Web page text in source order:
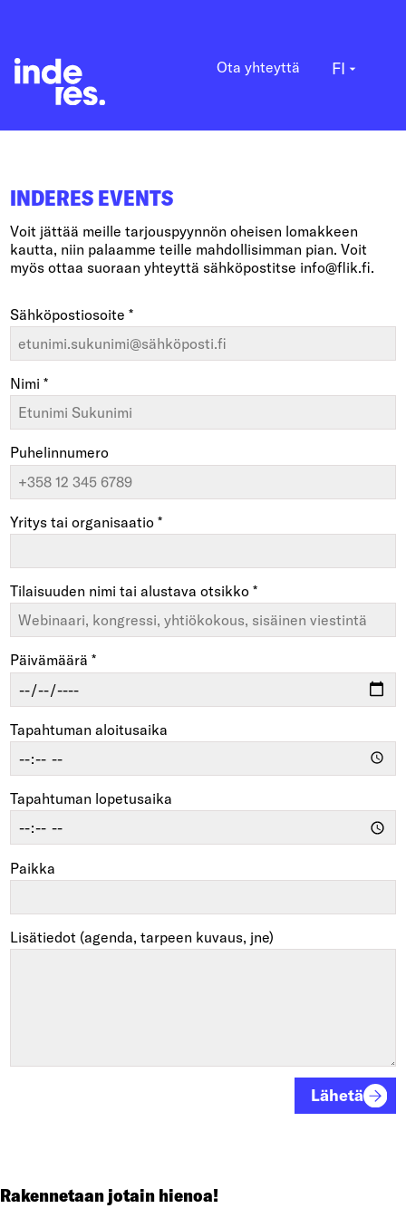
Ota yhteyttä FI arrow_drop_down
INDERES EVENTS
Voit jättää meille tarjouspyynnön oheisen lomakkeen
kautta, niin palaamme teille mahdollisimman pian. Voit
myös ottaa suoraan yhteyttä sähköpostitse info@flik.fi.
Sähköpostiosoite *
Nimi *
Puhelinnumero
Yritys tai organisaatio *
Tilaisuuden nimi tai alustava otsikko *
Päivämäärä *
Tapahtuman aloitusaika
Tapahtuman lopetusaika
Paikka
Lisätiedot (agenda, tarpeen kuvaus, jne)
Lähetä
Rakennetaan jotain hienoa!